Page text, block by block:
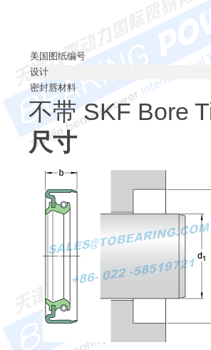
美国图纸编号
设计
密封唇材料
不带 SKF Bore
尺寸